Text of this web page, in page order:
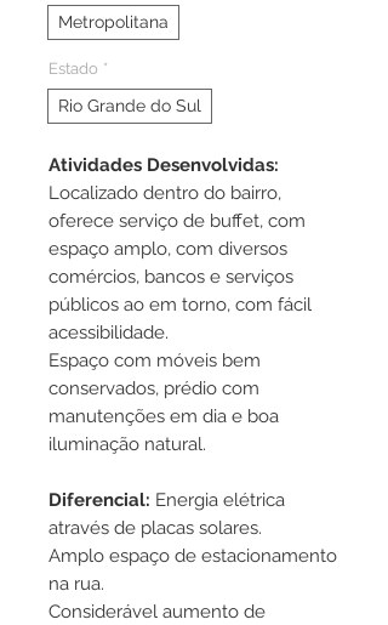
Metropolitana
Estado *
Rio Grande do Sul
Atividades Desenvolvidas:
Localizado dentro do bairro,
oferece serviço de buffet, com
espaço amplo, com diversos
comércios, bancos e serviços
públicos ao em torno, com fácil
acessibilidade.
Espaço com móveis bem
conservados, prédio com
manutenções em dia e boa
iluminação natural.
Diferencial: Energia elétrica
através de placas solares.
Amplo espaço de estacionamento
na rua.
Considerável aumento de